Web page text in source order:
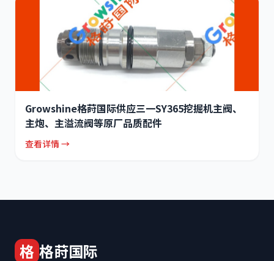
Growshine格莳国际供应三一SY365挖掘机主阀、
主炮、主溢流阀等原厂品质配件
查看详情 →
格 格莳国际